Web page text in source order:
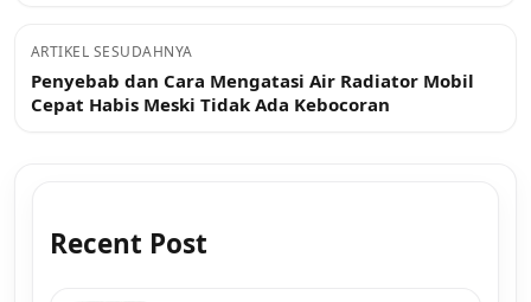
ARTIKEL SESUDAHNYA
Penyebab dan Cara Mengatasi Air Radiator Mobil
Cepat Habis Meski Tidak Ada Kebocoran
Recent Post